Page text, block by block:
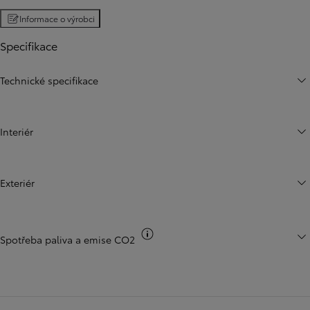
Informace o výrobci
Specifikace
Technické specifikace
Interiér
Exteriér
Spotřeba paliva a emise CO2